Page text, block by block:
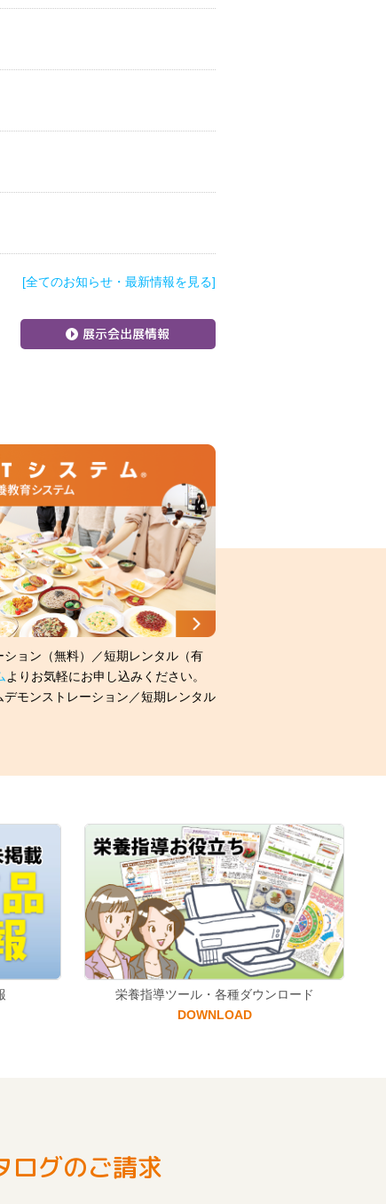
[全てのお知らせ・最新情報を見る]
展示会出展情報
ョン（無料）／短期レンタル（有
よりお気軽にお申し込みください。
モンストレーション／短期レンタル
栄養指導ツール・各種ダウンロード
DOWNLOAD
ログのご請求